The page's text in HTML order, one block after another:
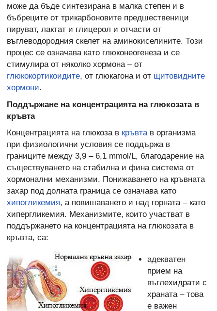
може да бъде синтезирана в малка степен и в
бъбреците от трикарбоновите предшественици
пируват, лактат и глицерол и отчасти от
въглеводородния скелет на аминокиселините. Този
процес се означава като глюконеогенеза и се
стимулира от няколко хормона – от
глюкокортикоидите, от глюкагона и от щитовидните
хормони.
Поддържане на концентрацията на глюкозата в
кръвта
Концентрацията на глюкоза в кръвтав организма
при физиологични условия се поддържа в
границите между 3,9 – 6,1 mmol/L, благодарение на
съществуването на стабилна и фина система от
хормонални механизми. Понижаването на кръвната
захар под долната граница се означава като
хипогликемия, а повишаването и над горната – като
хипергликемия. Механизмите, които участват в
поддържането на концентрацията на глюкозата в
кръвта, са:
адекватен
прием на
въглехидрати с
храната – това
е важен